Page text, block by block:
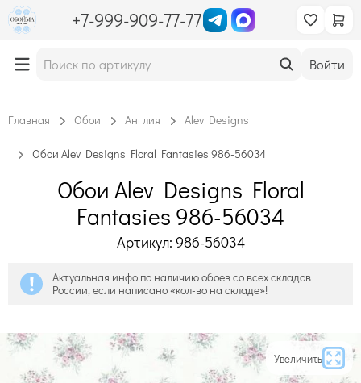
+7-999-909-77-77
Войти
Главная Обои Англия Alev Designs
Обои Alev Designs Floral Fantasies 986-56034
Обои Alev Designs Floral
Fantasies 986-56034
Артикул: 986-56034
Актуальная инфо по наличию обоев со всех складов
России, если написано «кол-во на складе»!
Увеличить